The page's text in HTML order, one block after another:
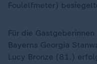
Foulelfmeter)
Für die
Bayerns Georgia
Lucy Bronze (81.)